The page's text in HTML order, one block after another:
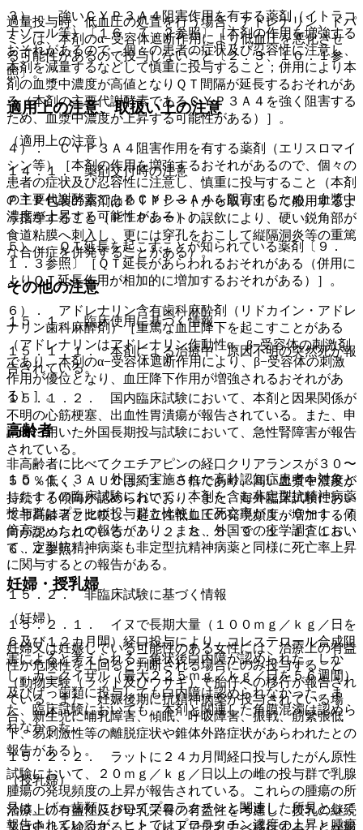
過量投与時、低血圧の処置を行う場合、アドレナリン、ドパ
ミンは、本剤のα−受容体遮断作用により低血圧を悪化させ
る可能性があるので投与しないこと〔２．３、１０．１参
照〕。
適用上の注意、取扱い上の注意
（適用上の注意）
１４．１． 薬剤交付時の注意
ＰＴＰ包装の薬剤はＰＴＰシートから取り出して服用するよ
う指導すること（ＰＴＰシートの誤飲により、硬い鋭角部が
食道粘膜へ刺入し、更には穿孔をおこして縦隔洞炎等の重篤
な合併症を併発することがある）。
その他の注意
１５．１． 臨床使用に基づく情報
１５．１．１． 本剤による治療中、原因不明の突然死が報
告されている。
１５．１．２． 国内臨床試験において、本剤と因果関係が
不明の心筋梗塞、出血性胃潰瘍が報告されている。また、申
請時に用いた外国長期投与試験において、急性腎障害が報告
されている。
１５．１．３． 外国で実施された高齢認知症患者を対象と
した１７の臨床試験において、本剤を含む非定型抗精神病薬
投与群はプラセボ投与群と比較して死亡率が１．６〜１．７
倍高かったとの報告があり、また、外国での疫学調査におい
て、定型抗精神病薬も非定型抗精神病薬と同様に死亡率上昇
に関与するとの報告がある。
１５．２． 非臨床試験に基づく情報
１５．２．１． イヌで長期大量（１００ｍｇ／ｋｇ／日を
６及び１２カ月間）経口投与により、コレステロール合成阻
害によると考えられる三角状後白内障が認められた。しか
し、カニクイザル（最大２２５ｍｇ／ｋｇ／日を５６週間）
及びげっ歯類に投与しても白内障は認められなかった。ま
た、臨床試験においても、本剤と関連した角膜混濁は認めら
れなかった。
１５．２．２． ラットに２４カ月間経口投与したがん原性
試験において、２０ｍｇ／ｋｇ／日以上の雌の投与群で乳腺
腫瘍の発現頻度の上昇が報告されている。これらの腫瘍の所
見は、げっ歯類においてプロラクチンと関連した所見として
報告されているが、ヒトではプロラクチン濃度の上昇と腫瘍
３）． 強いＣＹＰ３Ａ４阻害作用を有する薬剤（イトラコ
ナゾール等）〔１６．７．２参照〕［本剤の作用を増強する
おそれがあるので、個々の患者の症状及び忍容性に注意し、
本剤を減量するなどして慎重に投与すること；併用により本
剤の血漿中濃度が高値となりＱＴ間隔が延長するおそれがあ
る（本剤の主要代謝酵素であるＣＹＰ３Ａ４を強く阻害する
ため、血漿中濃度が上昇する可能性がある）］。
４）． ＣＹＰ３Ａ４阻害作用を有する薬剤（エリスロマイ
シン等）［本剤の作用を増強するおそれがあるので、個々の
患者の症状及び忍容性に注意し、慎重に投与すること（本剤
の主要代謝酵素であるＣＹＰ３Ａ４を阻害するため、血漿中
濃度が上昇する可能性がある）］。
５）． ＱＴ延長を起こすことが知られている薬剤〔９．
１．３参照〕［ＱＴ延長があらわれるおそれがある（併用に
よりＱＴ延長作用が相加的に増加するおそれがある）］。
６）． アドレナリン含有歯科麻酔剤（リドカイン・アドレ
ナリン歯科麻酔剤）［重篤な血圧降下を起こすことがある
（アドレナリンはアドレナリン作動性α、β−受容体の刺激剤
であり、本剤のα−受容体遮断作用により、β−受容体の刺激
作用が優位となり、血圧降下作用が増強されるおそれがあ
る）］。
高齢者
非高齢者に比べてクエチアピンの経口クリアランスが３０〜
５０％低く、ＡＵＣは約１．５倍であり、高い血漿中濃度が
持続する傾向が認められており、また、海外臨床試験におい
て非高齢者と比較し、起立性低血圧の発現頻度が増加する傾
向が認められている〔７．２、８．５、９．１．１、１６．
６．２参照〕。
妊婦・授乳婦
（妊婦）
妊婦又は妊娠している可能性のある女性には、治療上の有益
性が危険性を上回ると判断される場合にのみ投与すること
（動物実験（ラット及びウサギ）で胎仔への移行が報告され
ている。また、妊娠後期に抗精神病薬が投与されている場
合、新生児に哺乳障害、傾眠、呼吸障害、振戦、筋緊張低
下、易刺激性等の離脱症状や錐体外路症状があらわれたとの
報告がある）。
（授乳婦）
治療上の有益性及び母乳栄養の有益性を考慮し、授乳の継続
又は中止を検討すること（ヒトで母乳中へ移行することが報